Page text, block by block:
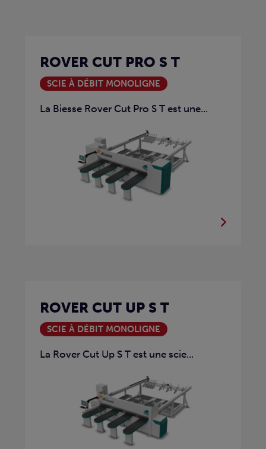
ROVER CUT PRO S T
SCIE À DÉBIT MONOLIGNE
La Biesse Rover Cut Pro S T est une...
ROVER CUT UP S T
SCIE À DÉBIT MONOLIGNE
La Rover Cut Up S T est une scie...